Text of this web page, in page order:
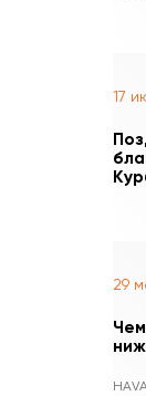
17
29